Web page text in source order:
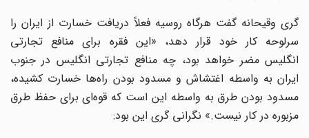
گری وقیحانه گفت هرگاه روسیه فعلاً دریافت خسارت از ایران را
سرلوحه کار خود قرار دهد، «این فقره برای منافع تجارتی
انگلیس مضر خواهد بود، چه منافع تجارتی انگلیس در جنوب
ایران به واسطه اغتشاش و مسدود بودن راه‌ها خسارت کشیده،
مسدود بودن طرق به واسطه این است که قوه‌ای برای حفظ طرق
مزبوره در کار نیست.» نگرانی گری این بود: